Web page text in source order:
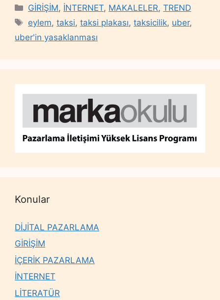
Categories
GİRİŞİM, İNTERNET, MAKALELER,TREND
Tags
eylem,taksi,taksi plakası,taksicilik, uber,
uber'in yasaklanması
Konular
DİJİTAL PAZARLAMA
GİRİŞİM
İÇERİK PAZARLAMA
İNTERNET
LİTERATÜR